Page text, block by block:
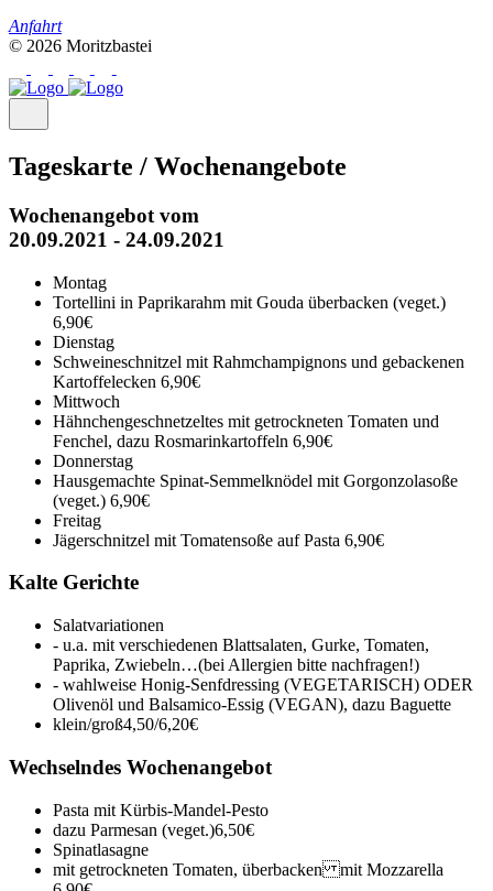
Anfahrt
© 2026 Moritzbastei
Tageskarte / Wochenangebote
Wochenangebot vom
20.09.2021 - 24.09.2021
Montag
Tortellini in Paprikarahm mit Gouda überbacken (veget.)
6,90€
Dienstag
Schweineschnitzel mit Rahmchampignons und gebackenen
Kartoffelecken 6,90€
Mittwoch
Hähnchengeschnetzeltes mit getrockneten Tomaten und
Fenchel, dazu Rosmarinkartoffeln 6,90€
Donnerstag
Hausgemachte Spinat-Semmelknödel mit Gorgonzolasoße
(veget.) 6,90€
Freitag
Jägerschnitzel mit Tomatensoße auf Pasta 6,90€
Kalte Gerichte
Salatvariationen
- u.a. mit verschiedenen Blattsalaten, Gurke, Tomaten,
Paprika, Zwiebeln…(bei Allergien bitte nachfragen!)
- wahlweise Honig-Senfdressing (VEGETARISCH) ODER
Olivenöl und Balsamico-Essig (VEGAN), dazu Baguette
klein/groß4,50/6,20€
Wechselndes Wochenangebot
Pasta mit Kürbis-Mandel-Pesto
dazu Parmesan (veget.)6,50€
Spinatlasagne
mit getrockneten Tomaten, überbacken mit Mozzarella